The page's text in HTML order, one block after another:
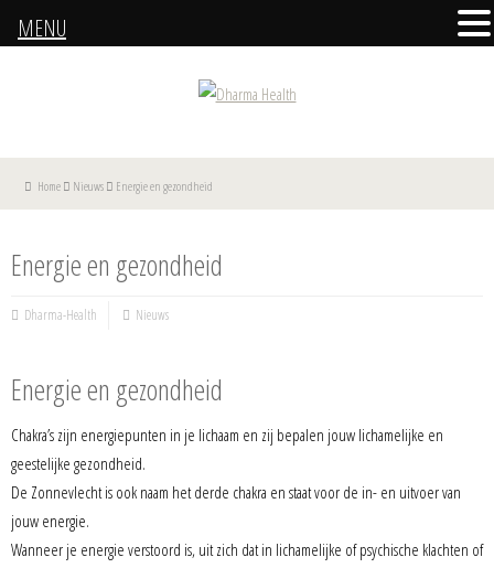
Home Nieuws Energie en gezondheid
Energie en gezondheid
Dharma-Health Nieuws
Energie en gezondheid
Chakra’s zijn energiepunten in je lichaam en zij bepalen jouw lichamelijke en
geestelijke gezondheid.
De Zonnevlecht is ook naam het derde chakra en staat voor de in- en uitvoer van
jouw energie.
Wanneer je energie verstoord is, uit zich dat in lichamelijke of psychische klachten of
MENU